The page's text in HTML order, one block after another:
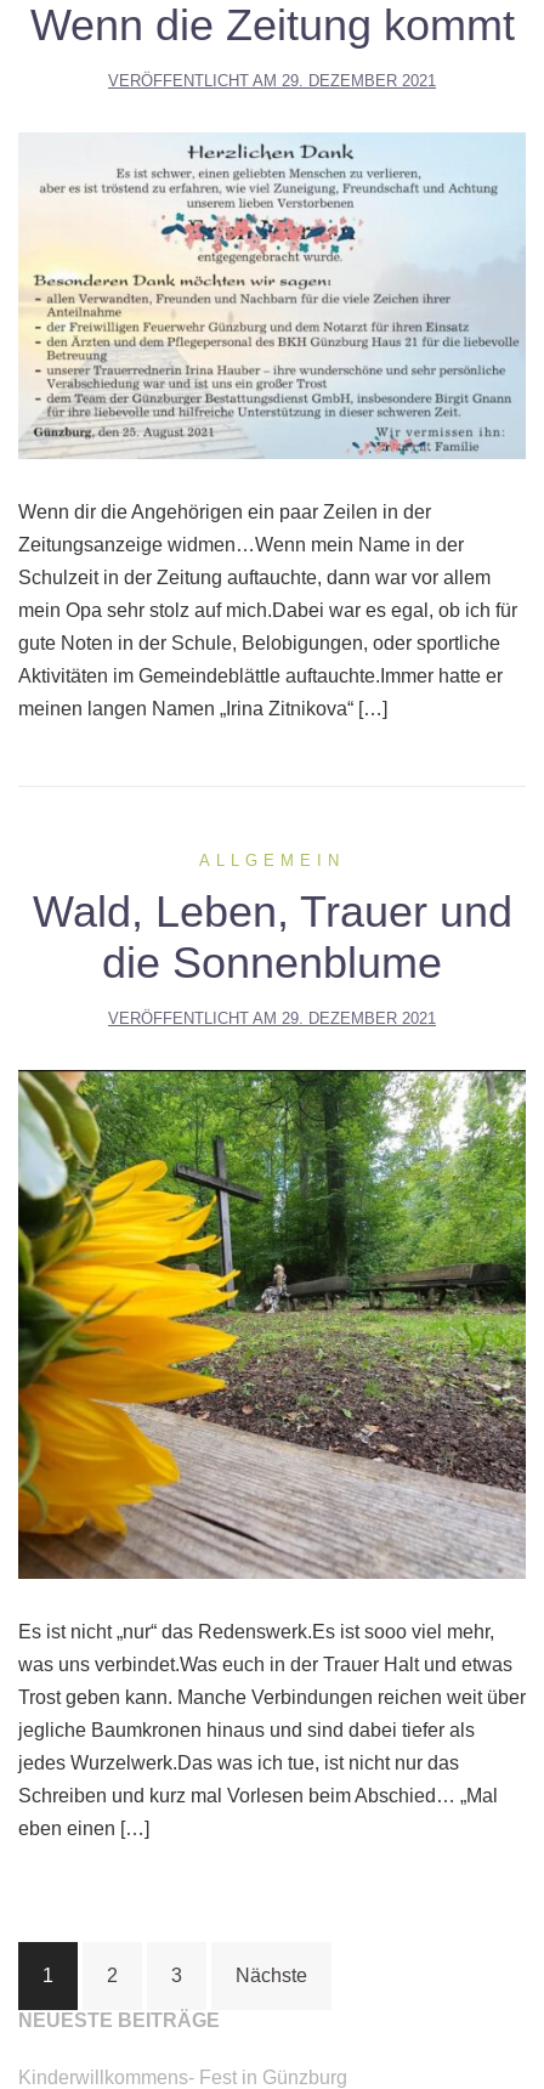
Wenn die Zeitung kommt
VERÖFFENTLICHT AM 29. DEZEMBER 2021
Wenn dir die Angehörigen ein paar Zeilen in der
Zeitungsanzeige widmen…Wenn mein Name in der
Schulzeit in der Zeitung auftauchte, dann war vor allem
mein Opa sehr stolz auf mich.Dabei war es egal, ob ich für
gute Noten in der Schule, Belobigungen, oder sportliche
Aktivitäten im Gemeindeblättle auftauchte.Immer hatte er
meinen langen Namen „Irina Zitnikova“ […]
ALLGEMEIN
Wald, Leben, Trauer und
die Sonnenblume
VERÖFFENTLICHT AM 29. DEZEMBER 2021
Es ist nicht „nur“ das Redenswerk.Es ist sooo viel mehr,
was uns verbindet.Was euch in der Trauer Halt und etwas
Trost geben kann. Manche Verbindungen reichen weit über
jegliche Baumkronen hinaus und sind dabei tiefer als
jedes Wurzelwerk.Das was ich tue, ist nicht nur das
Schreiben und kurz mal Vorlesen beim Abschied… „Mal
eben einen […]
Seitennummerierung
Beiträge
1 2 3 Nächste
NEUESTE BEITRÄGE
Kinderwillkommens- Fest in Günzburg